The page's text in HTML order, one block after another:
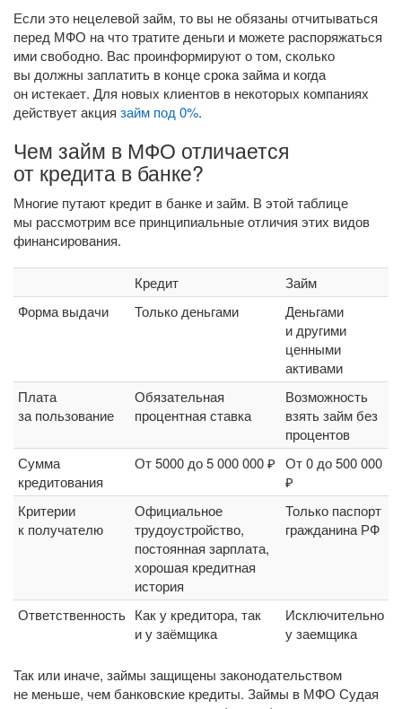
Если это нецелевой займ, то вы не обязаны отчитываться
перед МФО на что тратите деньги и можете распоряжаться
ими свободно. Вас проинформируют о том, сколько
вы должны заплатить в конце срока займа и когда
он истекает. Для новых клиентов в некоторых компаниях
действует акция займ под 0%.
Чем займ в МФО отличается
от кредита в банке?
Многие путают кредит в банке и займ. В этой таблице
мы рассмотрим все принципиальные отличия этих видов
финансирования.
Кредит
Займ
Форма выдачи
Только деньгами
Деньгами
и другими
ценными
активами
Плата
за пользование
Обязательная
процентная ставка
Возможность
взять займ без
процентов
Сумма
кредитования
От 5000 до 5 000 000 ₽ От 0 до 500 000
₽
Критерии
к получателю
Официальное
трудоустройство,
постоянная зарплата,
хорошая кредитная
история
Только паспорт
гражданина РФ
Ответственность Как у кредитора, так
и у заёмщика
Исключительно
у заемщика
Так или иначе, займы защищены законодательством
не меньше, чем банковские кредиты. Займы в МФО Судая